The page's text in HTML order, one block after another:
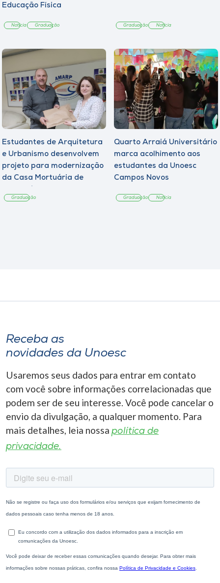
Educação Física
Notícia Graduação Graduação Notícia
Estudantes de Arquitetura
e Urbanismo desenvolvem
projeto para modernização
da Casa Mortuária de
Graduação
Quarto Arraiá Universitário
marca acolhimento aos
estudantes da Unoesc
Campos Novos
Graduação Notícia
Receba as
novidades da Unoesc
Usaremos seus dados para entrar em contato
com você sobre informações correlacionadas que
podem ser de seu interesse. Você pode cancelar o
envio da divulgação, a qualquer momento. Para
mais detalhes, leia nossa política de
privacidade.